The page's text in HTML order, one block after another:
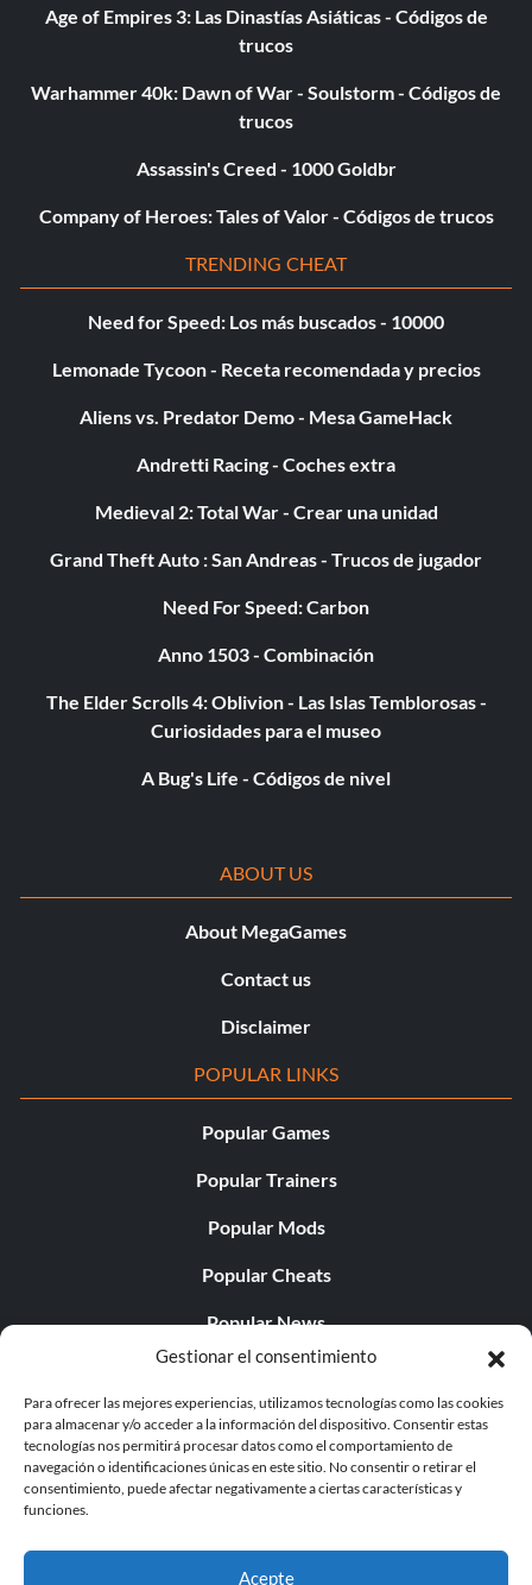
Gestionar el consentimiento
Para ofrecer las mejores experiencias, utilizamos tecnologías como las cookies
para almacenar y/o acceder a la información del dispositivo. Consentir estas
tecnologías nos permitirá procesar datos como el comportamiento de
navegación o identificaciones únicas en este sitio. No consentir o retirar el
consentimiento, puede afectar negativamente a ciertas características y
funciones.
Acepte
Age of Empires 3: Las Dinastías Asiáticas - Códigos de
trucos
Warhammer 40k: Dawn of War - Soulstorm - Códigos de
trucos
Assassin's Creed - 1000 Goldbr
Company of Heroes: Tales of Valor - Códigos de trucos
TRENDING CHEAT
Need for Speed: Los más buscados - 10000
Lemonade Tycoon - Receta recomendada y precios
Aliens vs. Predator Demo - Mesa GameHack
Andretti Racing - Coches extra
Medieval 2: Total War - Crear una unidad
Grand Theft Auto : San Andreas - Trucos de jugador
Need For Speed: Carbon
Anno 1503 - Combinación
The Elder Scrolls 4: Oblivion - Las Islas Temblorosas -
Curiosidades para el museo
A Bug's Life - Códigos de nivel
ABOUT US
About MegaGames
Contact us
Disclaimer
POPULAR LINKS
Popular Games
Popular Trainers
Popular Mods
Popular Cheats
Popular News
Popular Editorials
Popular Free Games
LATEST UPDATES